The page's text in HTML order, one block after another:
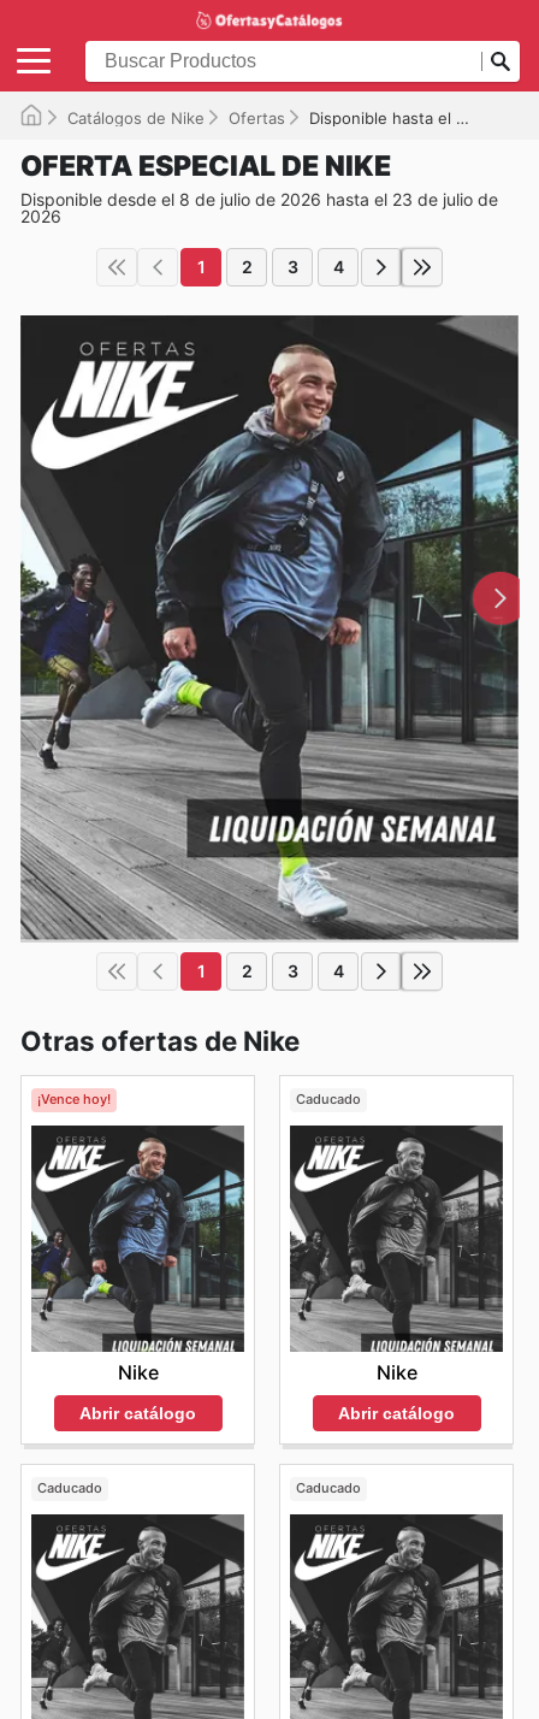
Catálogos de Nike Ofertas Disponible hasta el 23-07-2026
OFERTA ESPECIAL DE NIKE
Disponible desde el 8 de julio de 2026 hasta el 23 de julio de
2026
1 2 3 4
1 2 3 4
Otras ofertas de Nike
¡Vence hoy!
Nike
Abrir catálogo
Caducado
Nike
Abrir catálogo
Caducado Caducado